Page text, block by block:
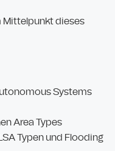
Mittelpunkt dieses
Systems
Area Types
Typen und Flooding